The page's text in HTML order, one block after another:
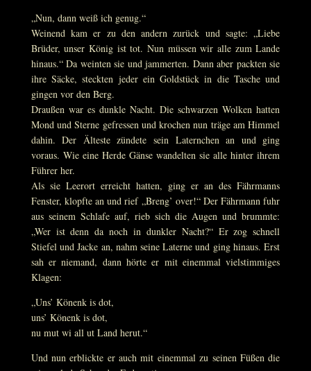
„Nun, dann weiß ich genug.“
Weinend kam er zu den andern zurück und sagte: „Liebe
Brüder, unser König ist tot. Nun müssen wir alle zum Lande
hinaus.“ Da weinten sie und jammerten. Dann aber packten sie
ihre Säcke, steckten jeder ein Goldstück in die Tasche und
gingen vor den Berg.
Draußen war es dunkle Nacht. Die schwarzen Wolken hatten
Mond und Sterne gefressen und krochen nun träge am Himmel
dahin. Der Älteste zündete sein Laternchen an und ging
voraus. Wie eine Herde Gänse wandelten sie alle hinter ihrem
Führer her.
Als sie Leerort erreicht hatten, ging er an des Fährmanns
Fenster, klopfte an und rief „Breng’ over!“ Der Fährmann fuhr
aus seinem Schlafe auf, rieb sich die Augen und brummte:
„Wer ist denn da noch in dunkler Nacht?“ Er zog schnell
Stiefel und Jacke an, nahm seine Laterne und ging hinaus. Erst
sah er niemand, dann hörte er mit einemmal vielstimmiges
Klagen:
„Uns’ Könenk is dot,
uns’ Könenk is dot,
nu mut wi all ut Land herut.“
Und nun erblickte er auch mit einemmal zu seinen Füßen die